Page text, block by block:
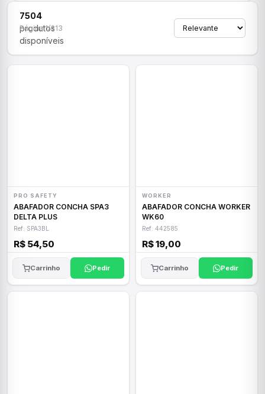
7504
produtos
disponíveis
Página 1/313
PRO SAFETY
ABAFADOR CONCHA SPA3
DELTA PLUS
Ref: SPA3BL
R$ 54,50
Carrinho Pedir
WORKER
ABAFADOR CONCHA WORKER
WK60
Ref: 442585
R$ 19,00
Carrinho Pedir